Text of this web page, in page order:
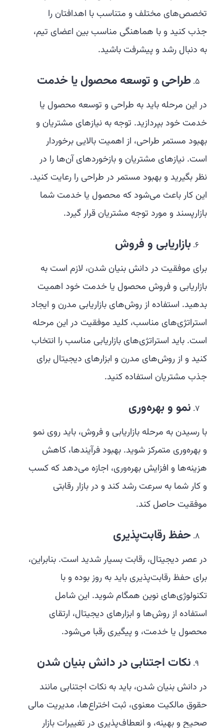
تخصص‌های مختلف و متناسب با اهدافتان را
جذب کنید و با هماهنگی مناسب بین اعضای تیم،
به دنبال رشد و پیشرفت باشید.
طراحی و توسعه محصول یا خدمت
در این مرحله باید به طراحی و توسعه محصول یا
خدمت خود بپردازید. توجه به نیازهای مشتریان و
بهبود مستمر طراحی، از اهمیت بالایی برخوردار
است. نیازهای مشتریان و بازخوردهای آن‌ها را در
نظر بگیرید و بهبود مستمر در طراحی را رعایت کنید.
این کار باعث می‌شود که محصول یا خدمت شما
بازارپسند و مورد توجه مشتریان قرار گیرد.
بازاریابی و فروش
برای موفقیت در دانش بنیان شدن، لازم است به
بازاریابی و فروش محصول یا خدمت خود اهمیت
بدهید. استفاده از روش‌های بازاریابی مدرن و ایجاد
استراتژی‌های مناسب، کلید موفقیت در این مرحله
است. باید استراتژی‌های بازاریابی مناسب را انتخاب
کنید و از روش‌های مدرن و ابزارهای دیجیتال برای
جذب مشتریان استفاده کنید.
نمو و بهره‌وری
با رسیدن به مرحله بازاریابی و فروش، باید روی نمو
و بهره‌وری متمرکز شوید. بهبود فرآیندها، کاهش
هزینه‌ها و افزایش بهره‌وری، اجازه می‌دهد که کسب
و کار شما به سرعت رشد کند و در بازار رقابتی
موفقیت حاصل کند.
حفظ رقابت‌پذیری
در عصر دیجیتال، رقابت بسیار شدید است. بنابراین،
برای حفظ رقابت‌پذیری باید به روز بوده و با
تکنولوژی‌های نوین همگام شوید. این شامل
استفاده از روش‌ها و ابزارهای دیجیتال، ارتقای
محصول یا خدمت، و پیگیری رقبا می‌شود.
نکات اجتنابی در دانش بنیان شدن
در دانش بنیان شدن، باید به نکات اجتنابی مانند
حقوق مالکیت معنوی، ثبت اختراع‌ها، مدیریت مالی
صحیح و بهینه، و انعطاف‌پذیری در تغییرات بازار